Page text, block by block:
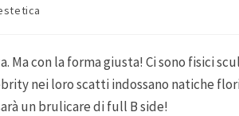
Ma con la forma giusta! Ci sono fisici
nei loro scatti indossano natiche
un brulicare di full B side!